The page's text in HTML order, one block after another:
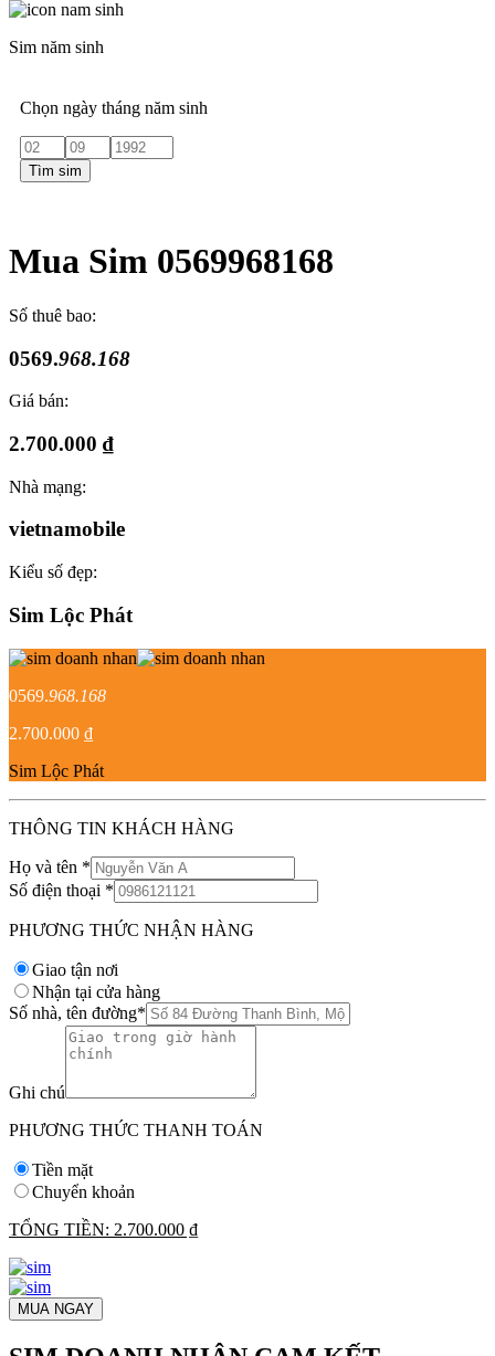
Sim năm sinh
Chọn ngày tháng năm sinh
Tìm sim
Mua Sim 0569968168
Số thuê bao:
0569.968.168
Giá bán:
2.700.000 ₫
Nhà mạng:
vietnamobile
Kiểu số đẹp:
Sim Lộc Phát
0569.968.168
2.700.000 ₫
Sim Lộc Phát
THÔNG TIN KHÁCH HÀNG
Họ và tên *
Số điện thoại *
PHƯƠNG THỨC NHẬN HÀNG
Giao tận nơi
Nhận tại cửa hàng
Số nhà, tên đường*
Ghi chú
PHƯƠNG THỨC THANH TOÁN
Tiền mặt
Chuyển khoản
TỔNG TIỀN: 2.700.000 ₫
MUA NGAY